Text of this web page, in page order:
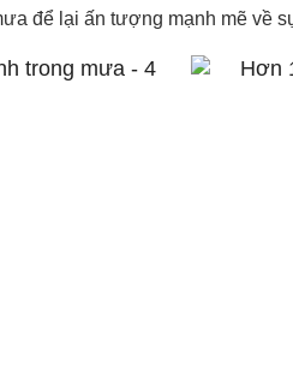
để lại ấn tượng mạnh mẽ về